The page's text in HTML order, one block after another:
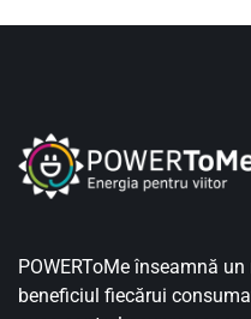
POWERToMe înseamnă
beneficiul fiecărui